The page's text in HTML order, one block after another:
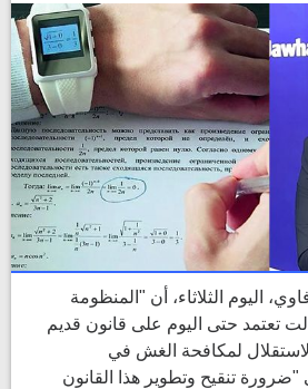
اليوم الثلاثاء، أن "المنظومة
تعتمد حتى اليوم على قانون قديم
لمكافحة الغش في
"ضرورة تنقيح وتطوير هذا القانون